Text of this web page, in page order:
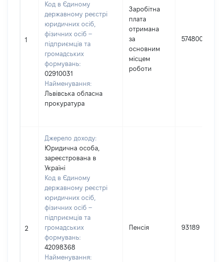
1
Код в Єдиному
державному реєстрі
юридичних осіб,
фізичних осіб –
підприємців та
громадських
формувань:
02910031
Найменування:
Львівська обласна
прокуратура
Заробітна
плата
отримана
за
основним
місцем
роботи
574800
2
Джерело доходу:
Юридична особа,
зареєстрована в
Україні
Код в Єдиному
державному реєстрі
юридичних осіб,
фізичних осіб –
підприємців та
громадських
формувань:
42098368
Найменування:
Пенсія 93189